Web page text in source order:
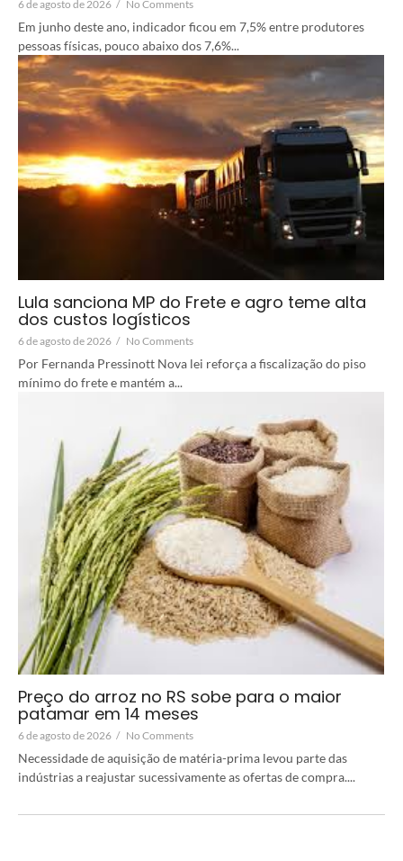
6 de agosto de 2026 / No Comments
Em junho deste ano, indicador ficou em 7,5% entre produtores
pessoas físicas, pouco abaixo dos 7,6%...
Lula sanciona MP do Frete e agro teme alta
dos custos logísticos
6 de agosto de 2026 / No Comments
Por Fernanda Pressinott Nova lei reforça a fiscalização do piso
mínimo do frete e mantém a...
Preço do arroz no RS sobe para o maior
patamar em 14 meses
6 de agosto de 2026 / No Comments
Necessidade de aquisição de matéria-prima levou parte das
indústrias a reajustar sucessivamente as ofertas de compra....